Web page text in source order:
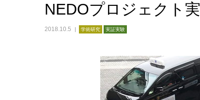
NEDOプロジェクト
2018.10.5 学術研究 実証実験